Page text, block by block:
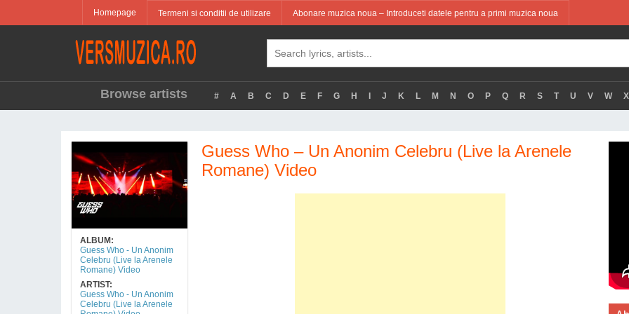
Homepage Termeni si conditii de utilizare Abonare muzica noua – Introduceti datele pentru a primi muzica noua
Browse artists # A B C D E F G H J K L M N O P Q R S T U V W X
ALBUM:
Guess Who - Un Anonim
Celebru (Live la Arenele
Romane) Video
ARTIST:
Guess Who - Un Anonim
Celebru (Live la Arenele
Guess Who – Un Anonim Celebru (Live la Arenele
Romane) Video